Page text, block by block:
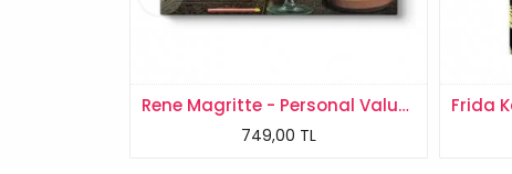
Rene Magritte - Personal Values Tablosu
749,00 TL